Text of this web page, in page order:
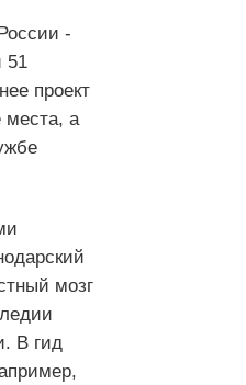
-
51
проект
места, а
мозг
В гид